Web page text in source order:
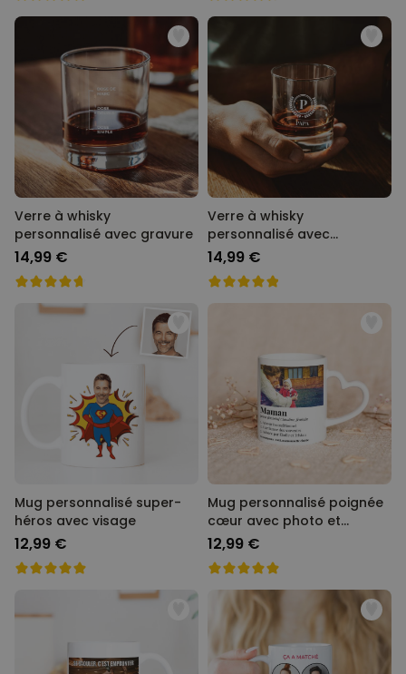
Verre à whisky
personnalisé avec gravure
14,99 €
Verre à whisky
personnalisé avec
monogramme
14,99 €
Mug personnalisé super-
héros avec visage
12,99 €
Mug personnalisé poignée
cœur avec photo et
définition
12,99 €